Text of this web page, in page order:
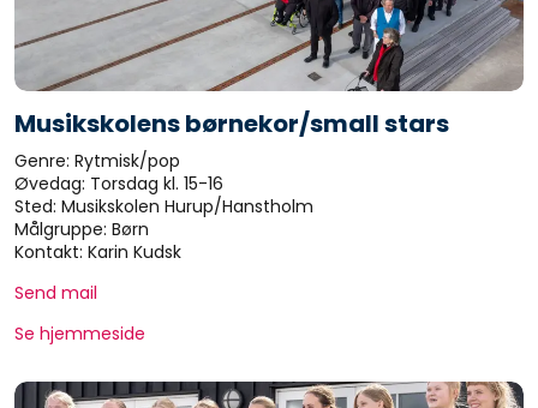
Musikskolens børnekor/small stars
Genre: Rytmisk/pop
Øvedag: Torsdag kl. 15-16
Sted: Musikskolen Hurup/Hanstholm
Målgruppe: Børn
Kontakt: Karin Kudsk
Send mail
Se hjemmeside